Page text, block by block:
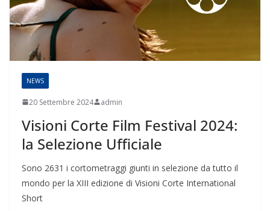
NEWS
20 Settembre 2024 admin
Visioni Corte Film Festival 2024:
la Selezione Ufficiale
Sono 2631 i cortometraggi giunti in selezione da tutto il
mondo per la XIII edizione di Visioni Corte International
Short